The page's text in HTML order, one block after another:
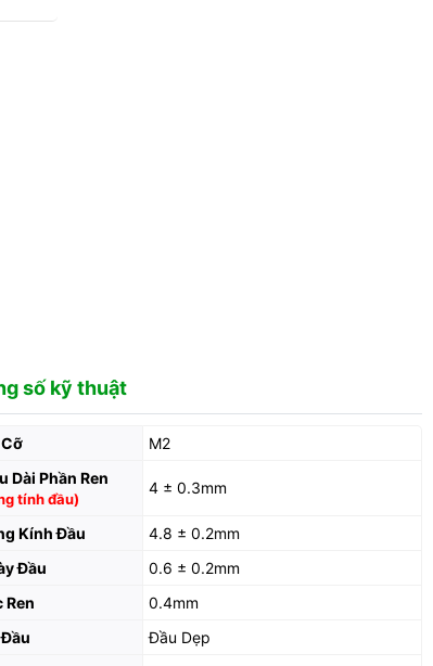
số kỹ thuật
M2
Dài Phần Ren
tính đầu)
4 ± 0.3mm
Kính Đầu
4.8 ± 0.2mm
Đầu
0.6 ± 0.2mm
Ren
0.4mm
Đầu Dẹp